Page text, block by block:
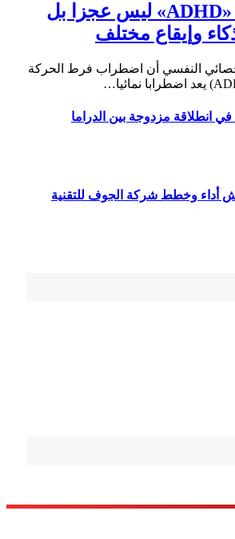
خالد رغدان: «ADHD» ليس عجزا بل
وإيقاع مختلف
النفسي أن اضطراب فرط الحركة
انطلاقة مزدوجة بين الدراما
أداء وخطط شركة الجوف للتقنية